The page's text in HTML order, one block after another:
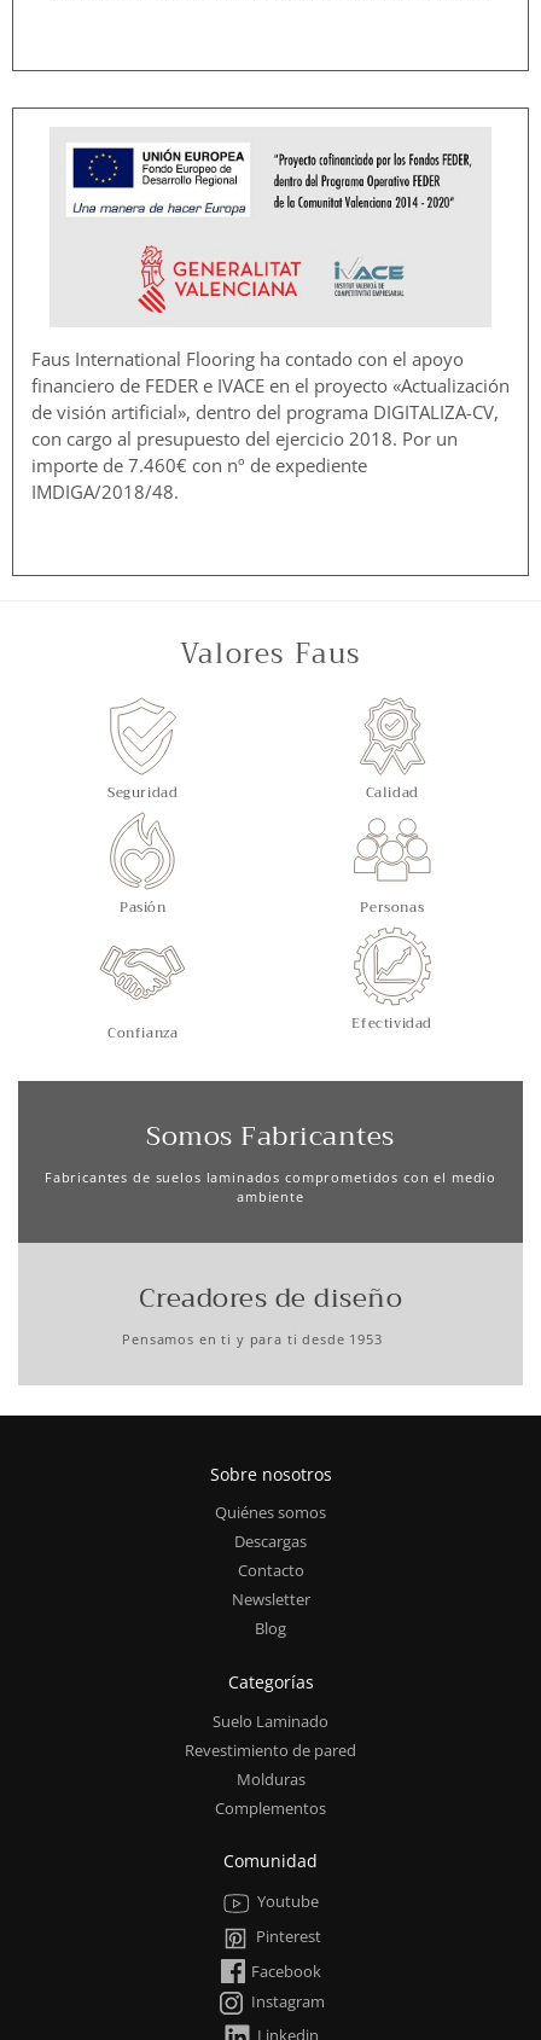
Faus International Flooring ha contado con el apoyo
financiero de FEDER e IVACE en el proyecto «Actualización
de visión artificial», dentro del programa DIGITALIZA-CV,
con cargo al presupuesto del ejercicio 2018. Por un
importe de 7.460€ con nº de expediente
IMDIGA/2018/48.
Valores Faus
Seguridad Calidad
Pasión Personas
Confianza Efectividad
Somos Fabricantes
Fabricantes de suelos laminados comprometidos con el medio
ambiente
Creadores de diseño
Pensamos en ti y para ti desde 1953
Sobre nosotros
Quiénes somos
Descargas
Contacto
Newsletter
Blog
Categorías
Suelo Laminado
Revestimiento de pared
Molduras
Complementos
Comunidad
Youtube
Pinterest
Facebook
Instagram
Linkedin